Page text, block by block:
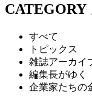
CATEGORY
すべて
トピックス
雑誌アーカイ
編集長がゆく
企業家たちの